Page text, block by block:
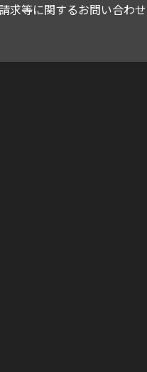
求等に関するお問い合わ